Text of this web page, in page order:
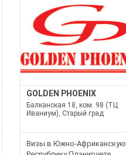
GOLDEN PHOENIX
Балканская 18, ком. 98 (ТЦ
Иваниум), Старый град
Визы в Южно-Африканскую